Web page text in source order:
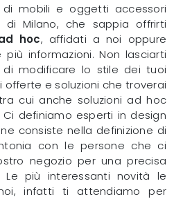
mobili e oggetti accessori
di Milano, che sappia offrirti
hoc, affidati a noi oppure
informazioni. Non lasciarti
di modificare lo stile dei tuoi
offerte e soluzioni che troverai
cui anche soluzioni ad hoc
definiamo esperti in design
consiste nella definizione di
con le persone che ci
negozio per una precisa
Le più interessanti novità le
infatti ti attendiamo per